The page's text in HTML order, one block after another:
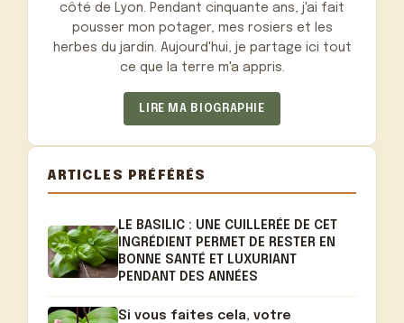
côté de Lyon. Pendant cinquante ans, j'ai fait
pousser mon potager, mes rosiers et les
herbes du jardin. Aujourd'hui, je partage ici tout
ce que la terre m'a appris.
LIRE MA BIOGRAPHIE
ARTICLES PRÉFÉRÉS
LE BASILIC : UNE CUILLERÉE DE CET
INGRÉDIENT PERMET DE RESTER EN
BONNE SANTÉ ET LUXURIANT
PENDANT DES ANNÉES
Si vous faites cela, votre